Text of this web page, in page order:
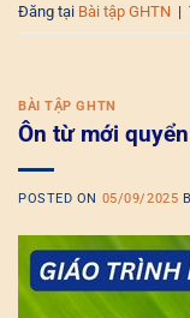
Đăng tại Bài tập GHTN |
BÀI TẬP GHTN
Ôn từ mới
POSTED ON 05/09/2025